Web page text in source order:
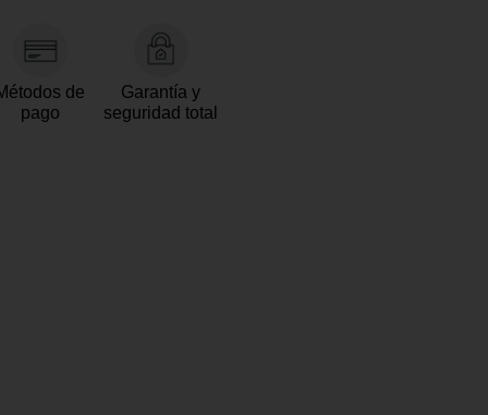
de
pago
Garantía y
seguridad total